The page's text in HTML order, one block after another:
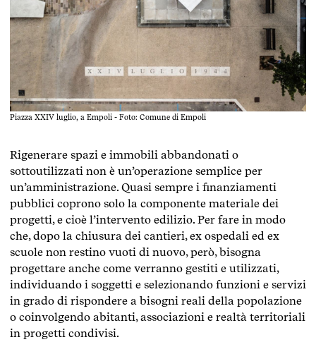
Piazza XXIV luglio, a Empoli - Foto: Comune di Empoli
Rigenerare spazi e immobili abbandonati o
sottoutilizzati non è un’operazione semplice per
un’amministrazione. Quasi sempre i finanziamenti
pubblici coprono solo la componente materiale dei
progetti, e cioè l’intervento edilizio. Per fare in modo
che, dopo la chiusura dei cantieri, ex ospedali ed ex
scuole non restino vuoti di nuovo, però, bisogna
progettare anche come verranno gestiti e utilizzati,
individuando i soggetti e selezionando funzioni e servizi
in grado di rispondere a bisogni reali della popolazione
o coinvolgendo abitanti, associazioni e realtà territoriali
in progetti condivisi.